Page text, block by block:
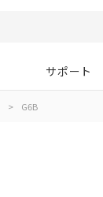
サポート
> G6B